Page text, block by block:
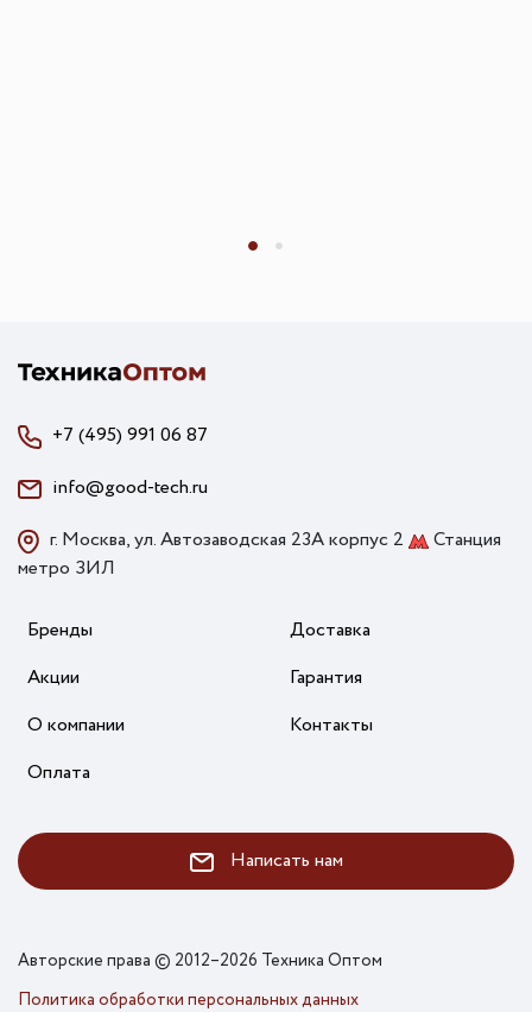
+7 (495) 991 06 87
info@good-tech.ru
г. Москва, ул. Автозаводская 23А корпус 2
Станция
метро ЗИЛ
Бренды
Акции
О компании
Оплата
Доставка
Гарантия
Контакты
Написать нам
Авторские права © 2012–2026 Техника Оптом
Политика обработки персональных данных